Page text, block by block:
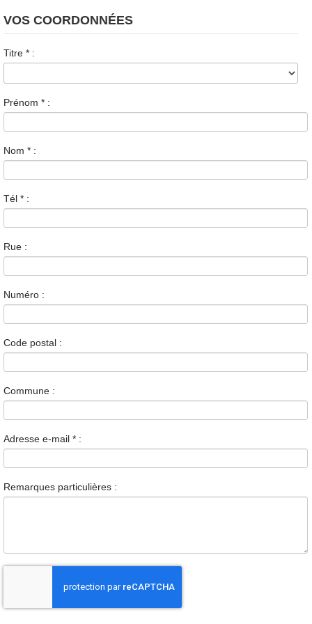
VOS COORDONNÉES
Titre * :
Prénom * :
Nom * :
Tél * :
Rue :
Numéro :
Code postal :
Commune :
Adresse e-mail * :
Remarques particulières :